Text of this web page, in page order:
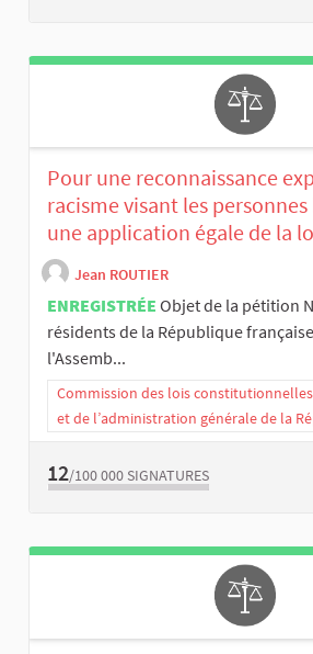
Pour une reconnaissance
racisme visant les
une application égale de la
Jean ROUTIER
ENREGISTRÉE Objet de la pétition
résidents de la République
l'Assemb...
Commission des lois
et de l’administration générale de la
12/100 000 SIGNATURES